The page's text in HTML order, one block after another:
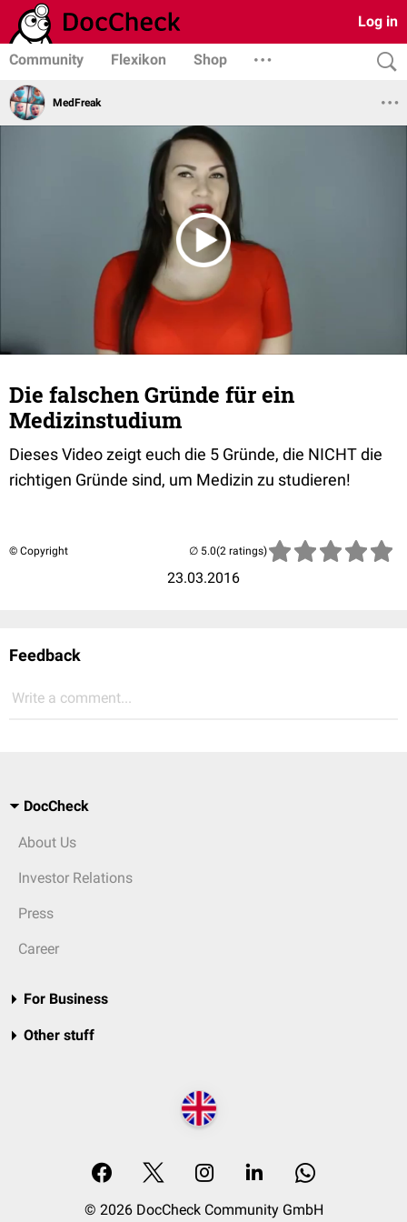
Log in
Community Flexikon Shop
MedFreak
Die falschen Gründe für ein
Medizinstudium
Dieses Video zeigt euch die 5 Gründe, die NICHT die
richtigen Gründe sind, um Medizin zu studieren!
© Copyright
23.03.2016
(2 ratings)
Feedback
Write a comment...
DocCheck
About Us
Investor Relations
Press
Career
For Business
Other stuff
© 2026 DocCheck Community GmbH